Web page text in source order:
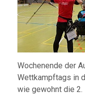
Wochenende der
Wettkampftags in
wie gewohnt die